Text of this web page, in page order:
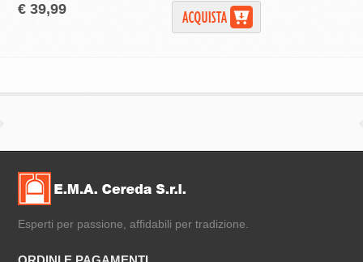
€ 39,99
Esperti per passione, affidabili per tradizione.